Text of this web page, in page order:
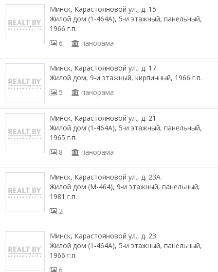
Минск, Карастояновой ул., д. 15
Жилой дом (1-464А), 5-и этажный, панельный,
1966 г.п.
6
панорама
Минск, Карастояновой ул., д. 17
Жилой дом, 9-и этажный, кирпичный, 1966 г.п.
5
панорама
Минск, Карастояновой ул., д. 21
Жилой дом (1-464А), 5-и этажный, панельный,
1965 г.п.
8
панорама
Минск, Карастояновой ул., д. 23А
Жилой дом (М-464), 9-и этажный, панельный,
1981 г.п.
2
Минск, Карастояновой ул., д. 23
Жилой дом (1-464А), 5-и этажный, панельный,
1966 г.п.
6